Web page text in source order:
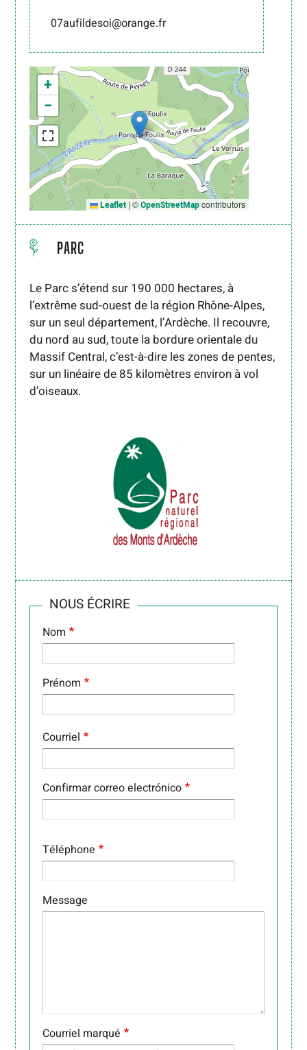
07aufildesoi@orange.fr
+
−
Leaflet | ©OpenStreetMapcontributors
PARC
Le Parc s’étend sur 190 000 hectares, à
l’extrême sud-ouest de la région Rhône-Alpes,
sur un seul département, l’Ardèche. Il recouvre,
du nord au sud, toute la bordure orientale du
Massif Central, c’est-à-dire les zones de pentes,
sur un linéaire de 85 kilomètres environ à vol
d’oiseaux.
NOUS ÉCRIRE
Nom
Prénom
COURRIEL
Courriel
Confirmar correo electrónico
Téléphone
Message
Courriel marqué